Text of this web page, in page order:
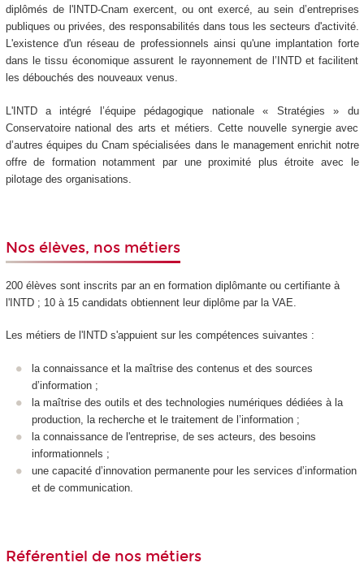
diplômés de l'INTD-Cnam exercent, ou ont exercé, au sein d’entreprises
publiques ou privées, des responsabilités dans tous les secteurs d'activité.
L'existence d'un réseau de professionnels ainsi qu'une implantation forte
dans le tissu économique assurent le rayonnement de l’INTD et facilitent
les débouchés des nouveaux venus.
L'INTD a intégré l’équipe pédagogique nationale « Stratégies » du
Conservatoire national des arts et métiers. Cette nouvelle synergie avec
d’autres équipes du Cnam spécialisées dans le management enrichit notre
offre de formation notamment par une proximité plus étroite avec le
pilotage des organisations.
Nos élèves, nos métiers
200 élèves sont inscrits par an en formation diplômante ou certifiante à
l'INTD ; 10 à 15 candidats obtiennent leur diplôme par la VAE
Les métiers de l'INTD s'appuient sur les compétences suivantes :
la connaissance et la maîtrise des contenus et des sources
d’information ;
la maîtrise des outils et des technologies numériques dédiées à la
production, la recherche et le traitement de l’information ;
la connaissance de l'entreprise, de ses acteurs, des besoins
informationnels ;
une capacité d’innovation permanente pour les services d’information
et de communication.
Référentiel de nos métiers